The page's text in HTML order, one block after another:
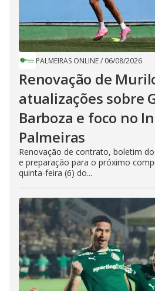
PALMEIRAS ONLINE/ 06/08/2026
Renovação de
atualizações sobre
Barboza e foco no
Palmeiras
Renovação de contrato, boletim
e preparação para o próximo
quinta-feira (6) do...